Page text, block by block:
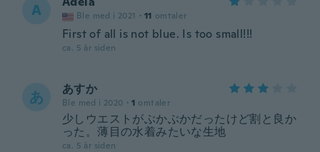
A Ble med i 2021 · 11 omtaler
First of all is not blue. Is too small!!!
ca. 5 år siden
あ あすか
Ble med i 2020 · 1 omtaler
少しウエストがぶかぶかだったけど割と良か
った。薄目の水着みたいな生地
ca. 5 år siden